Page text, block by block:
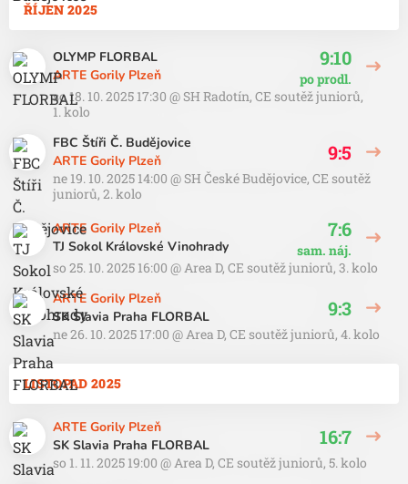
ŘÍJEN 2025
OLYMP FLORBAL
ARTE Gorily Plzeň
9:10
po prodl.
so 18. 10. 2025 17:30 @ SH Radotín, CE soutěž juniorů,
1. kolo
FBC Štíři Č. Budějovice
ARTE Gorily Plzeň
9:5
ne 19. 10. 2025 14:00 @ SH České Budějovice, CE soutěž
juniorů, 2. kolo
ARTE Gorily Plzeň
TJ Sokol Královské Vinohrady
7:6
sam. náj.
so 25. 10. 2025 16:00 @Area D, CE soutěž juniorů, 3. kolo
ARTE Gorily Plzeň
SK Slavia Praha FLORBAL
9:3
ne 26. 10. 2025 17:00 @Area D, CE soutěž juniorů, 4. kolo
LISTOPAD 2025
ARTE Gorily Plzeň
SK Slavia Praha FLORBAL
16:7
so 1. 11. 2025 19:00 @Area D, CE soutěž juniorů, 5. kolo